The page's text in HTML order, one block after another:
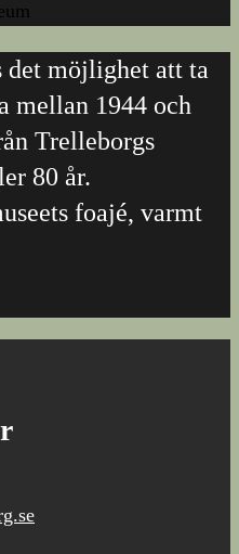
det möjlighet att ta
mellan 1944 och
Trelleborgs
80 år.
foajé, varmt